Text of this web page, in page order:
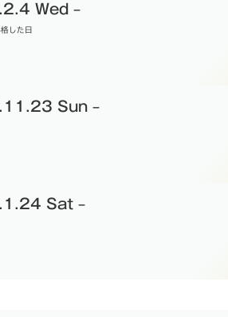
Wed –
した日
Sun –
Sat –